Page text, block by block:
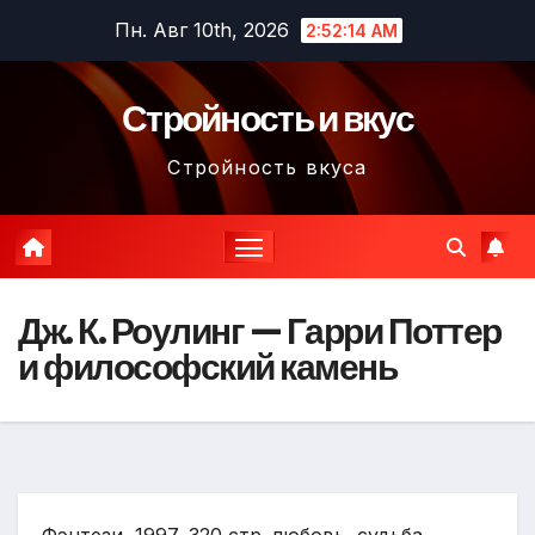
содержимому
Пн. Авг 10th, 2026 2:52:15 AM
Стройность и вкус
Стройность вкуса
Дж. К. Роулинг — Гарри Поттер
и философский камень